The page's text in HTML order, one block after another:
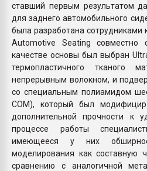
ставший первым результатом
для заднего автомобильного
была разработана сотрудниками
Automotive Seating совместно
качестве основы был выбран
термопластичного тканого
непрерывным волокном, и
со специальным полиамидом
COM), который был
дополнительной прочности к
процессе работы
имеющееся у них
моделирования как составную
сравнению с аналогичной